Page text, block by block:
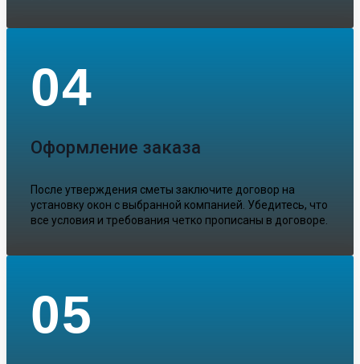
04
Оформление заказа
После утверждения сметы заключите договор на
установку окон с выбранной компанией. Убедитесь, что
все условия и требования четко прописаны в договоре.
05